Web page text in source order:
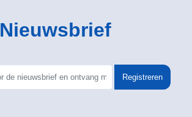
Nieuwsbrief
Registreren